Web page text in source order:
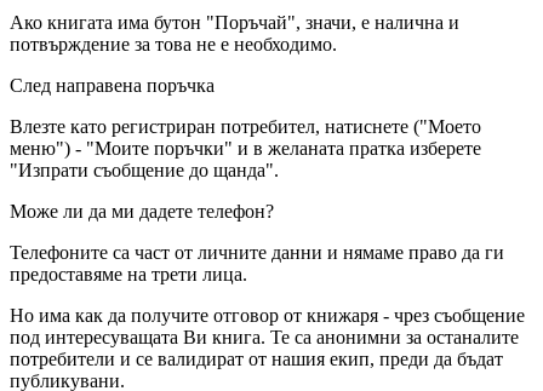
Ако книгата има бутон "Поръчай", значи, е налична и
потвърждение за това не е необходимо.
След направена поръчка
Влезте като регистриран потребител, натиснете ("Моето
меню") - "Моите поръчки" и в желаната пратка изберете
"Изпрати съобщение до щанда".
Може ли да ми дадете телефон?
Телефоните са част от личните данни и нямаме право да ги
предоставяме на трети лица.
Но има как да получите отговор от книжаря - чрез съобщение
под интересуващата Ви книга. Те са анонимни за останалите
потребители и се валидират от нашия екип, преди да бъдат
публикувани.